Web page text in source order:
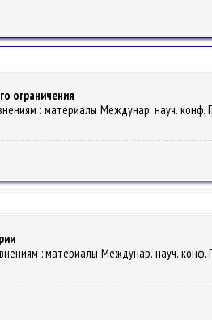
ограничения
: материалы Междунар. науч. конф.
: материалы Междунар. науч. конф.